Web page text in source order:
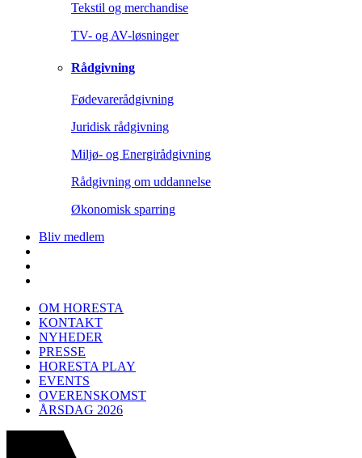
Tekstil og merchandise
TV- og AV-løsninger
Rådgivning
Fødevarerådgivning
Juridisk rådgivning
Miljø- og Energirådgivning
Rådgivning om uddannelse
Økonomisk sparring
Bliv medlem
OM HORESTA
KONTAKT
NYHEDER
PRESSE
HORESTA PLAY
EVENTS
OVERENSKOMST
ÅRSDAG 2026